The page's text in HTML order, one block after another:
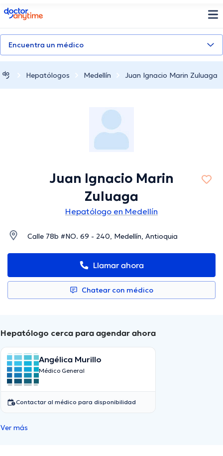
doctoranytime
Encuentra un médico
Hepatólogos Medellín Juan Ignacio Marin Zuluaga
Juan Ignacio Marin
Zuluaga
Hepatólogo en Medellín
Calle 78b #NO. 69 - 240, Medellín, Antioquia
Llamar ahora
Chatear con médico
Hepatólogo cerca para agendar ahora
Angélica Murillo
Médico General
Contactar al médico para disponibilidad
Ver más